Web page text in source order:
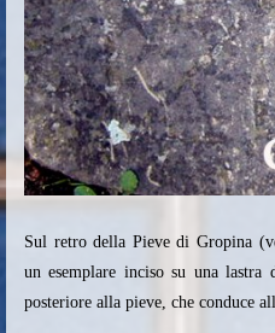
Sul retro della Pieve di Gropina
un esemplare inciso su una lastra
posteriore alla pieve, che conduce